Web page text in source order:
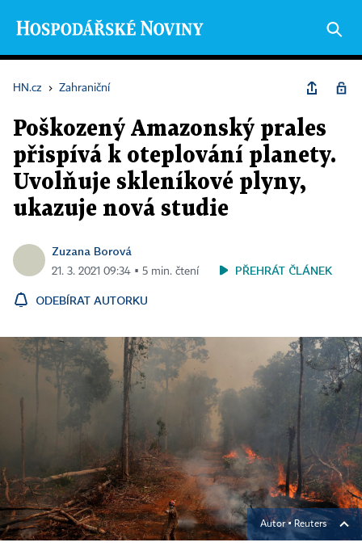
HN.cz › Zahraniční
Poškozený Amazonský prales
přispívá k oteplování planety.
Uvolňuje skleníkové plyny,
ukazuje nová studie
Zuzana Borová
21. 3. 2021 09:34 ▪ 5 min. čtení PŘEHRÁT ČLÁNEK
ODEBÍRAT AUTORKU
Autor ▪ Reuters